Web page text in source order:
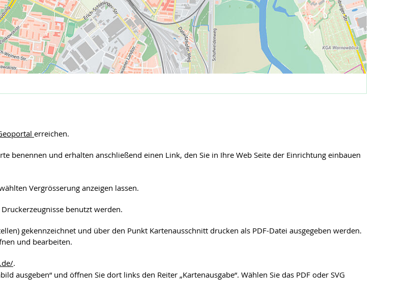
erreichen.
benennen und erhalten anschließend einen Link, den Sie in Ihre Web Seite der Einrichtung einbauen
Vergrösserung anzeigen lassen.
benutzt werden.
gekennzeichnet und über den Punkt Kartenausschnitt drucken als PDF-Datei ausgegeben werden.
und bearbeiten.
.
ausgeben“ und öffnen Sie dort links den Reiter „Kartenausgabe“. Wählen Sie das PDF oder SVG